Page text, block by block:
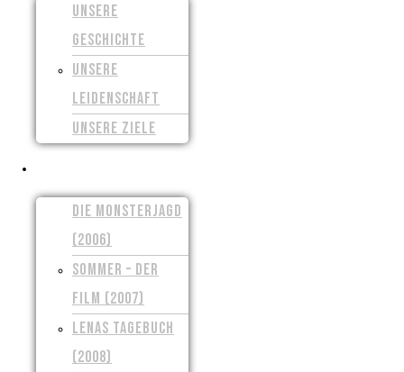
UNSERE
GESCHICHTE
UNSERE
LEIDENSCHAFT
UNSERE ZIELE
DIE MONSTERJAGD
(2006)
SOMMER – DER
FILM (2007)
LENAS TAGEBUCH
(2008)